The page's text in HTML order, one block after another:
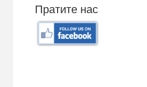
Пратите нас